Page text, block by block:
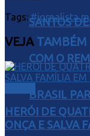
SANTOS
COM O
BRASIL
Tags: #jornalista
VEJATAMBÉM
HERÓI DE
ONÇA E SALVA